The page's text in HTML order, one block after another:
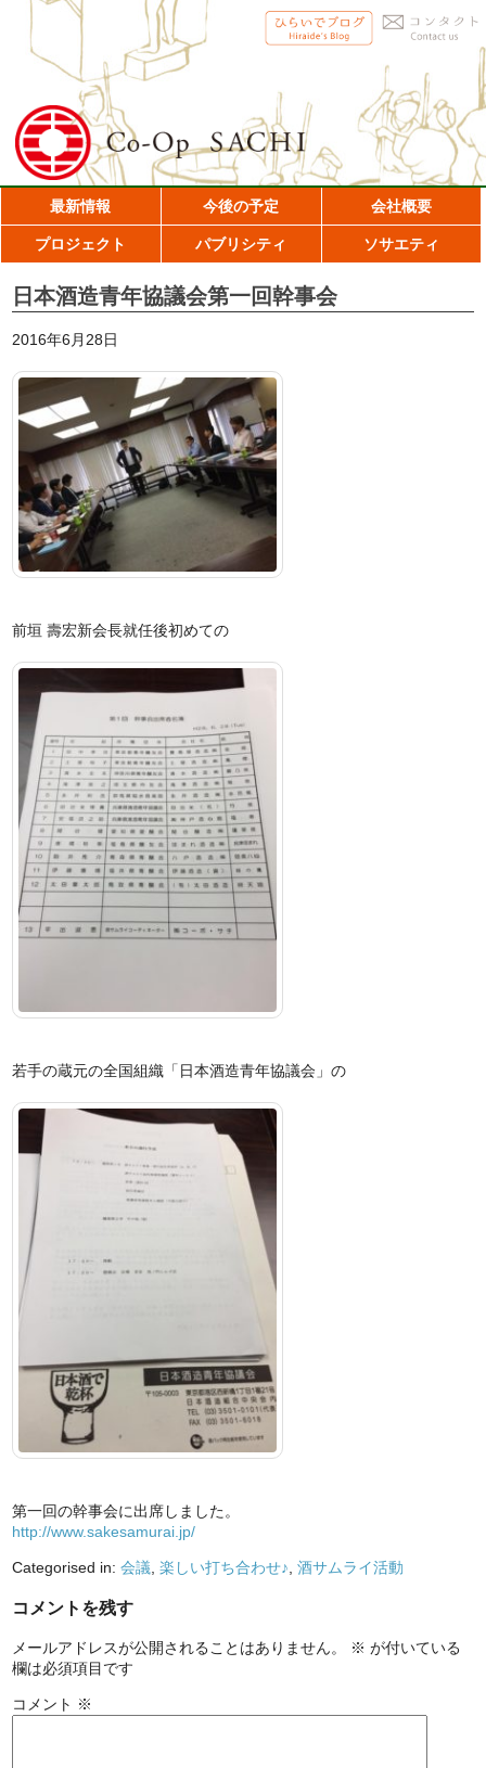
最新情報 今後の予定 会社概要
プロジェクト パブリシティ ソサエティ
日本酒造青年協議会第一回幹事会
2016年6月28日
前垣 壽宏新会長就任後初めての
若手の蔵元の全国組織「日本酒造青年協議会」の
第一回の幹事会に出席しました。
http://www.sakesamurai.jp/
Categorised in:会議 ,楽しい打ち合わせ♪ ,酒サムライ活動
コメントを残す
メールアドレスが公開されることはありません。 ※ が付いている
欄は必須項目です
コメント ※